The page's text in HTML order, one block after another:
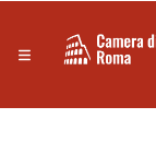
Servizi
Risorse